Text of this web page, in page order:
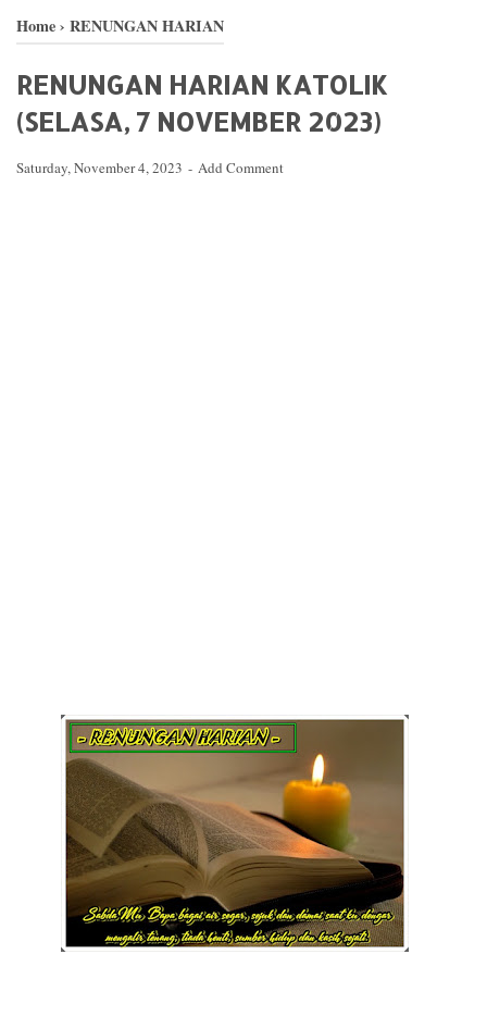
Home› RENUNGAN HARIAN
RENUNGAN HARIAN KATOLIK
(SELASA, 7 NOVEMBER 2023)
Saturday, November 4, 2023 Add Comment